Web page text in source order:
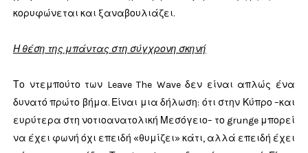
κορυφώνεται και ξαναβουλιάζει.
Η θέση της μπάντας στη σύγχρονη σκηνή
Το ντεμπούτο των Leave The Wave δεν είναι απλώς ένα
δυνατό πρώτο βήμα. Είναι μια δήλωση: ότι στην Κύπρο –και
ευρύτερα στη νοτιοανατολική Μεσόγειο– το grunge μπορεί
να έχει φωνή όχι επειδή «θυμίζει» κάτι, αλλά επειδή έχει